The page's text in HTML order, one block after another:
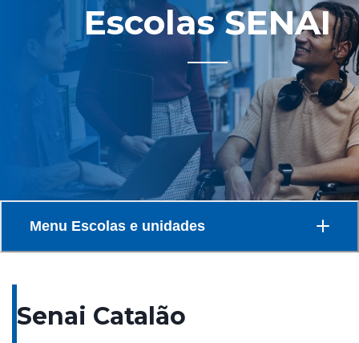
Escolas SENAI
Menu Escolas e unidades
Senai Catalão